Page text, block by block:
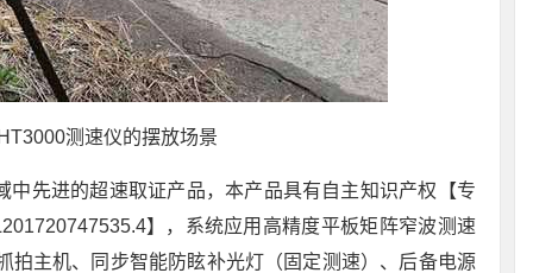
测速仪的摆放场景
先进的超速取证产品，本产品具有自主知识产权【专
】，系统应用高精度平板矩阵窄波测速
主机、同步智能防眩补光灯（固定测速）、后备电源